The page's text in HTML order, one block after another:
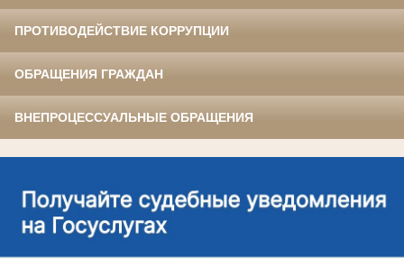
ПРОТИВОДЕЙСТВИЕ КОРРУПЦИИ
ОБРАЩЕНИЯ ГРАЖДАН
ВНЕПРОЦЕССУАЛЬНЫЕ ОБРАЩЕНИЯ